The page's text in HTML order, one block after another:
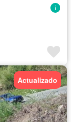
Actualizado